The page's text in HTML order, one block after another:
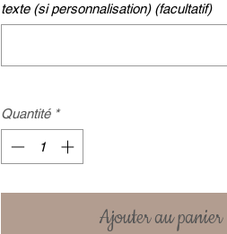
texte (si personnalisation) (facultatif)
Quantité *
Ajouter au panier